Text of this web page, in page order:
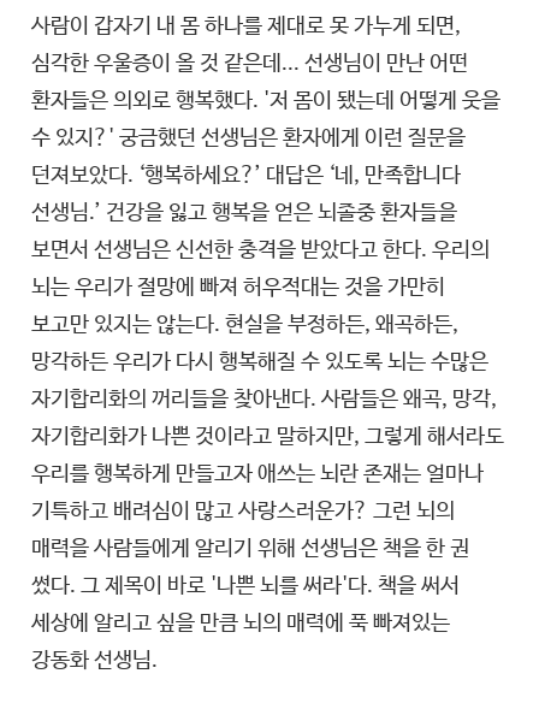
사람이 갑자기 내 몸 하나를 제대로 못 가누게 되면,
심각한 우울증이 올 것 같은데... 선생님이 만난 어떤
환자들은 의외로 행복했다. '저 몸이 됐는데 어떻게 웃을
수 있지?' 궁금했던 선생님은 환자에게 이런 질문을
던져보았다. ‘행복하세요?’ 대답은 ‘네, 만족합니다
선생님.’ 건강을 잃고 행복을 얻은 뇌졸중 환자들을
보면서 선생님은 신선한 충격을 받았다고 한다. 우리의
뇌는 우리가 절망에 빠져 허우적대는 것을 가만히
보고만 있지는 않는다. 현실을 부정하든, 왜곡하든,
망각하든 우리가 다시 행복해질 수 있도록 뇌는 수많은
자기합리화의 꺼리들을 찾아낸다. 사람들은 왜곡, 망각,
자기합리화가 나쁜 것이라고 말하지만, 그렇게 해서라도
우리를 행복하게 만들고자 애쓰는 뇌란 존재는 얼마나
기특하고 배려심이 많고 사랑스러운가? 그런 뇌의
매력을 사람들에게 알리기 위해 선생님은 책을 한 권
썼다. 그 제목이 바로 '나쁜 뇌를 써라'다. 책을 써서
세상에 알리고 싶을 만큼 뇌의 매력에 푹 빠져있는
강동화 선생님.